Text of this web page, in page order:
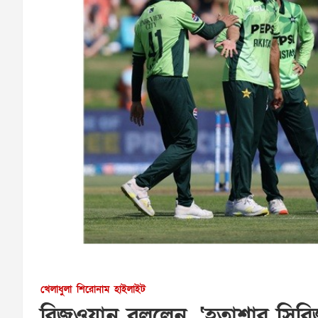
খেলাধুলা শিরোনাম হাইলাইট